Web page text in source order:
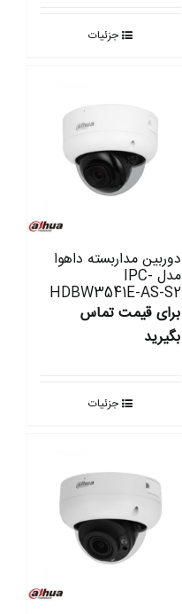
جزئیات
دوربین مداربسته داهوا
مدل IPC-
HDBW3541E-AS-S2
برای قیمت تماس
بگیرید
جزئیات